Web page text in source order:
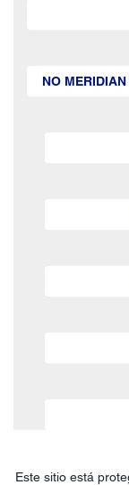
NO
Este sitio está